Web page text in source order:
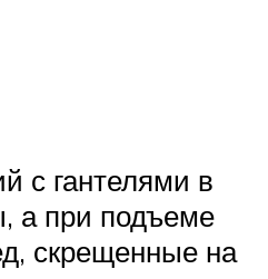
с гантелями в
а при подъеме
скрещенные на